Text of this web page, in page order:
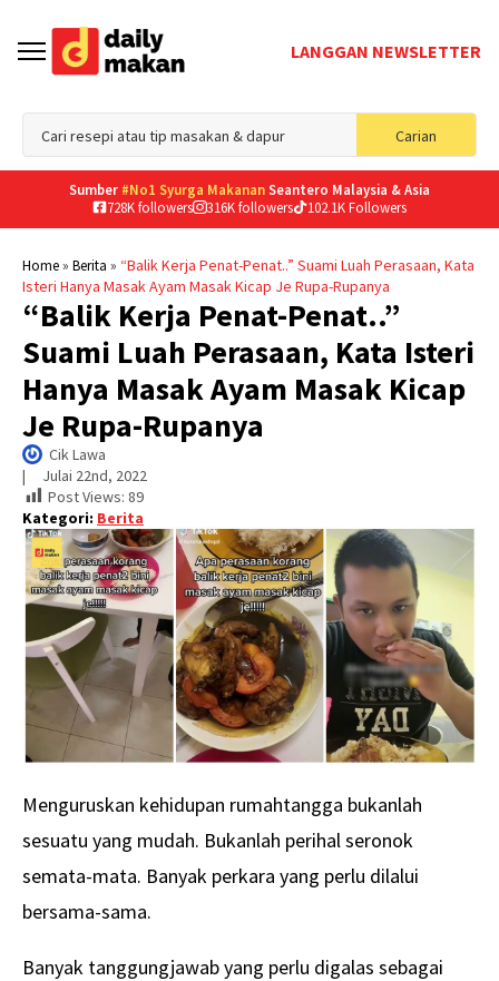
LANGGAN NEWSLETTER
Carian
for:
Sumber #No1 Syurga MakananSeantero Malaysia & Asia
728K followers
316K followers 102.1K Followers
Home» Berita » “Balik Kerja Penat-Penat..” Suami Luah Perasaan, Kata
Isteri Hanya Masak Ayam Masak Kicap Je Rupa-Rupanya
“Balik Kerja Penat-Penat..”
Suami Luah Perasaan, Kata Isteri
Hanya Masak Ayam Masak Kicap
Je Rupa-Rupanya
Cik Lawa
| Julai 22nd, 2022
Post Views: 89
Kategori: Berita
Menguruskan kehidupan rumahtangga bukanlah
sesuatu yang mudah. Bukanlah perihal seronok
semata-mata. Banyak perkara yang perlu dilalui
bersama-sama.
Banyak tanggungjawab yang perlu digalas sebagai